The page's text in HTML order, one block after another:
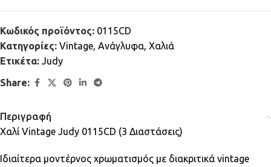
Κωδικός προϊόντος: 0115CD
Κατηγορίες: Vintage, Ανάγλυφα, Χαλιά
Ετικέτα: Judy
Share:
Περιγραφή
Χαλί Vintage Judy 0115CD (3 Διαστάσεις)
Ιδιαίτερα μοντέρνος χρωματισμός με διακριτικά vintage